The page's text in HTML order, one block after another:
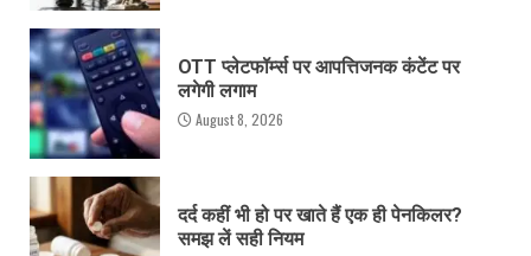
OTT प्लेटफॉर्म्स पर आपत्तिजनक कंटेंट पर
लगेगी लगाम
August 8, 2026
दर्द कहीं भी हो पर खाते हैं एक ही पेनकिलर?
समझ लें सही नियम